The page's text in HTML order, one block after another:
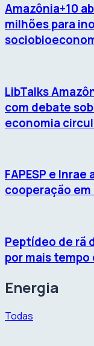
Amazônia+10
milhões para
LibTalks
com debate
economia
FAPESP e
cooperação
Peptídeo de rã
por mais
Energia
Todas